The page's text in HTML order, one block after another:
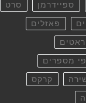
ספיידרמן סרט
פאזלים
מספרים
קרקס